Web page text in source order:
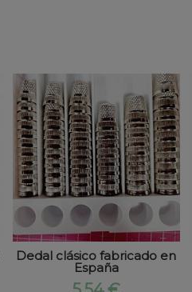
Dedal clásico fabricado en
España